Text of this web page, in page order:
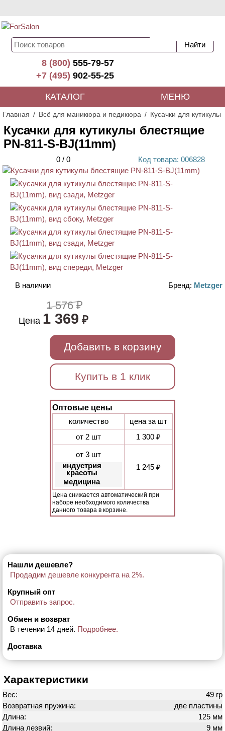
8 (800)555-79-57
+7 (495)902-55-25
КАТАЛОГ МЕНЮ
Главная Всё для маникюра и педикюра Кусачки для кутикулы
Кусачки для кутикулы блестящие
PN-811-S-BJ(11mm)
0 / 0 Код товара: 006828
АКЦИЯ
В наличии Бренд: Metzger
1 576 ₽
Цена 1 369 ₽
Добавить в корзину
Купить в 1 клик
Оптовые цены
количество
цена за шт
от 2 шт
1 300 ₽
от 3 шт
индустрия
красоты
медицина
1 245 ₽
Цена снижается автоматический при
наборе необходимого количества
данного товара в корзине.
Нашли дешевле?
Продадим дешевле конкурента на 2%.
Крупный опт
Отправить запрос.
Обмен и возврат
В течении 14 дней. Подробнее.
Доставка
Характеристики
Вес:
49 гр
Возвратная пружина:
две пластины
Длина:
125 мм
Длина лезвий:
9 мм